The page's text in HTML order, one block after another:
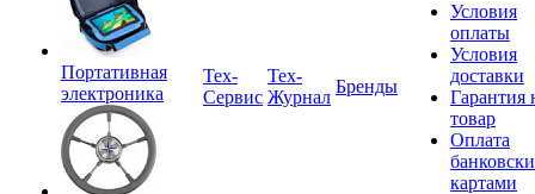
Портативная
электроника
Tex-
Сервис
Тех-
Журнал
Бренды
Условия
оплаты
Условия
доставки
Гарантия
товар
Оплата
картами